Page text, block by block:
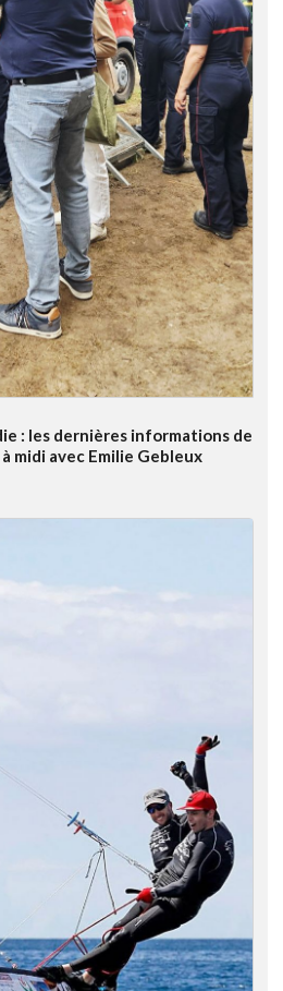
: les dernières informations de
midi avec Emilie Gebleux